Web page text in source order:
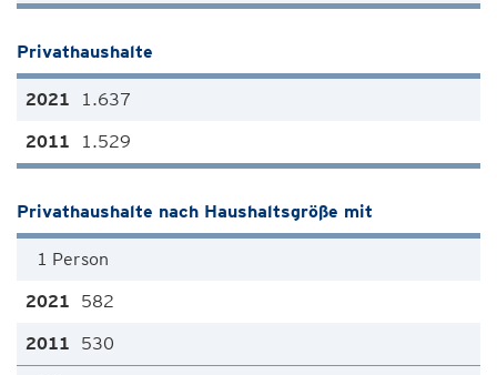
Privathaushalte
1.637
1.529
Privathaushalte nach Haushaltsgröße mit
1 Person
582
530